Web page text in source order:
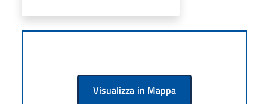
Visualizza in Mappa